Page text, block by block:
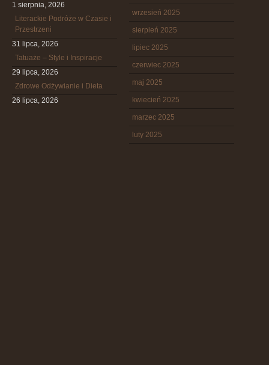
1 sierpnia, 2026
Literackie Podróże w Czasie i
Przestrzeni
31 lipca, 2026
Tatuaże – Style i Inspiracje
29 lipca, 2026
Zdrowe Odżywianie i Dieta
26 lipca, 2026
wrzesień 2025
sierpień 2025
lipiec 2025
czerwiec 2025
maj 2025
kwiecień 2025
marzec 2025
luty 2025